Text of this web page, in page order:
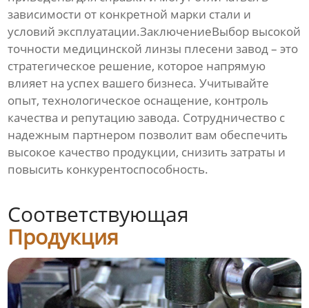
зависимости от конкретной марки стали и
условий эксплуатации.ЗаключениеВыбор высокой
точности медицинской линзы плесени завод– это
стратегическое решение, которое напрямую
влияет на успех вашего бизнеса. Учитывайте
опыт, технологическое оснащение, контроль
качества и репутацию завода. Сотрудничество с
надежным партнером позволит вам обеспечить
высокое качество продукции, снизить затраты и
повысить конкурентоспособность.
Соответствующая
Продукция